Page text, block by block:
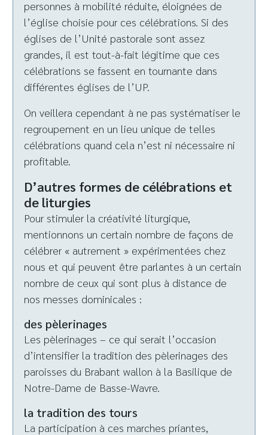
personnes à mobilité réduite, éloignées de
l’église choisie pour ces célébrations. Si des
églises de l’Unité pastorale sont assez
grandes, il est tout-à-fait légitime que ces
célébrations se fassent en tournante dans
différentes églises de l’UP.
On veillera cependant à ne pas systématiser le
regroupement en un lieu unique de telles
célébrations quand cela n’est ni nécessaire ni
profitable.
D’autres formes de célébrations et
de liturgies
Pour stimuler la créativité liturgique,
mentionnons un certain nombre de façons de
célébrer « autrement » expérimentées chez
nous et qui peuvent être parlantes à un certain
nombre de ceux qui sont plus à distance de
nos messes dominicales :
des pèlerinages
Les pèlerinages – ce qui serait l’occasion
d’intensifier la tradition des pèlerinages des
paroisses du Brabant wallon à la Basilique de
Notre-Dame de Basse-Wavre.
la tradition des tours
La participation à ces marches priantes,